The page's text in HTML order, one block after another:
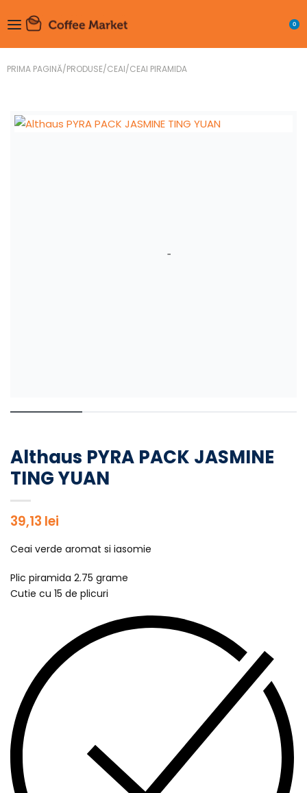
0
PRIMA PAGINĂ/PRODUSE/CEAI/CEAI PIRAMIDA
Althaus PYRA PACK JASMINE
TING YUAN
39,13 lei
Ceai verde aromat si iasomie
Plic piramida 2.75 grame
Cutie cu 15 de plicuri